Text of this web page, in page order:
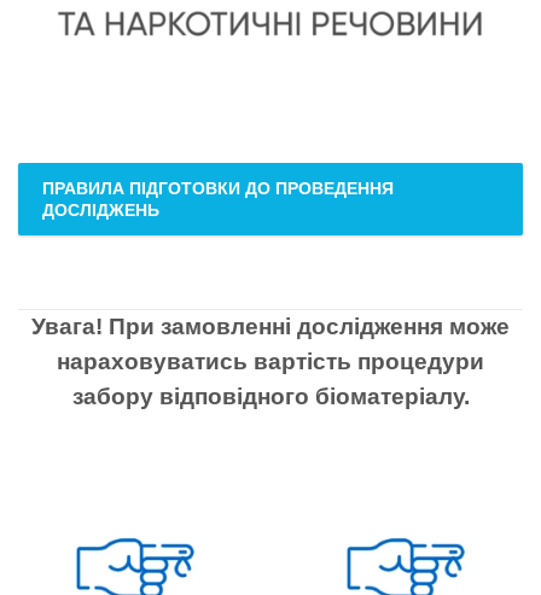
ПРАВИЛА ПІДГОТОВКИ ДО ПРОВЕДЕННЯ
ДОСЛІДЖЕНЬ
Увага! При замовленні дослідження може
нараховуватись вартість процедури
забору відповідного біоматеріалу.